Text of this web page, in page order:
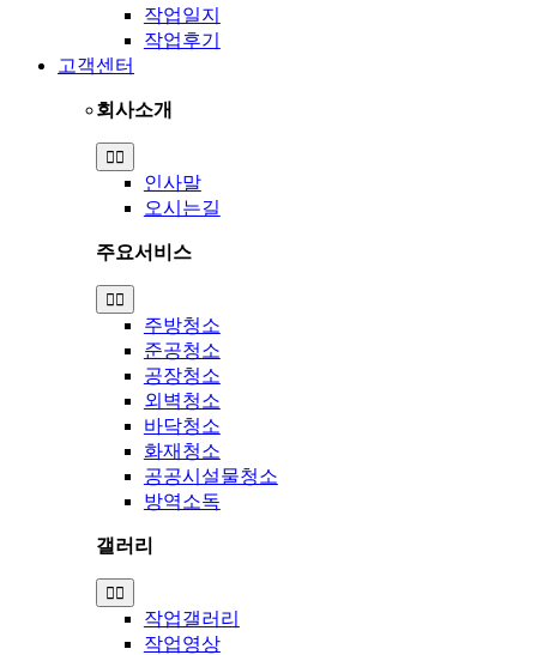
작업일지
작업후기
고객센터
회사소개
Toggle
Navigation
인사말
오시는길
주요서비스
Toggle
Navigation
주방청소
준공청소
공장청소
외벽청소
바닥청소
화재청소
공공시설물청소
방역소독
갤러리
Toggle
Navigation
작업갤러리
작업영상